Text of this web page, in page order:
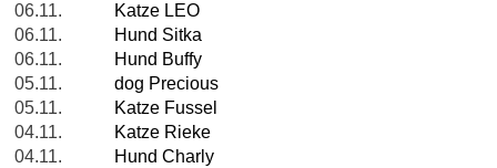
06.11.
Katze LEO
06.11.
Hund Sitka
06.11.
Hund Buffy
05.11.
dog Precious
05.11.
Katze Fussel
04.11.
Katze Rieke
04.11.
Hund Charly